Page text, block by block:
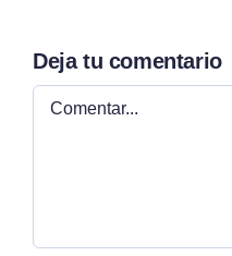
Deja tu comentario
Comentar